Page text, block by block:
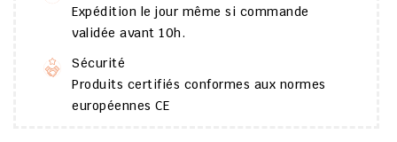
Expédition le jour même si commande
validée avant 10h.
Sécurité
Produits certifiés conformes aux normes
européennes CE